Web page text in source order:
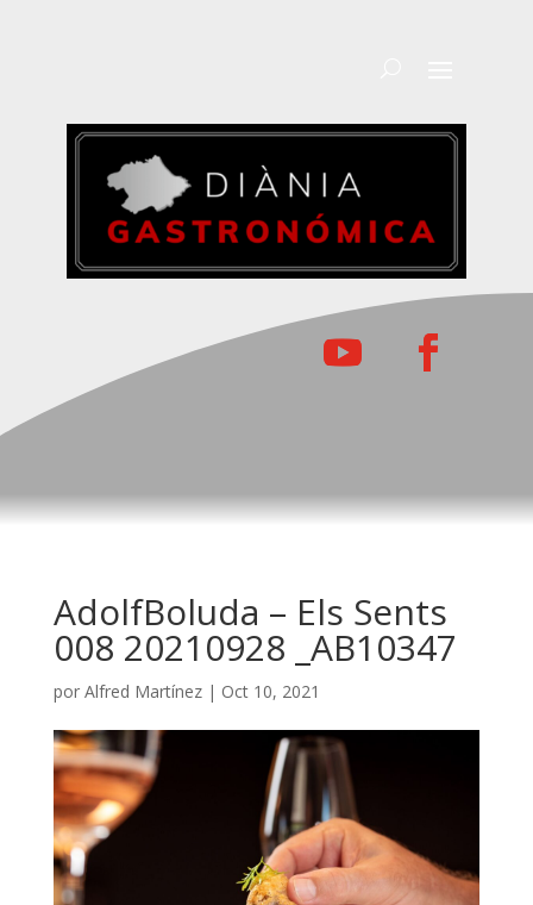
AdolfBoluda – Els Sents
008 20210928 _AB10347
por Alfred Martínez| Oct 10, 2021